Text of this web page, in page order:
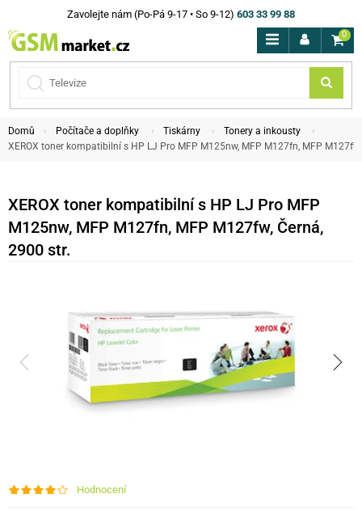
Zavolejte nám (Po-Pá 9-17 • So 9-12) 603 33 99 88
0
Domů Počítače a doplňky Tiskárny
Tonery a inkousty
XEROX toner kompatibilní s HP LJ Pro MFP M125nw, MFP M127fn, MFP
XEROX toner kompatibilní s HP LJ Pro MFP
M125nw, MFP M127fn, MFP M127fw, Černá,
2900 str.
Hodnocení